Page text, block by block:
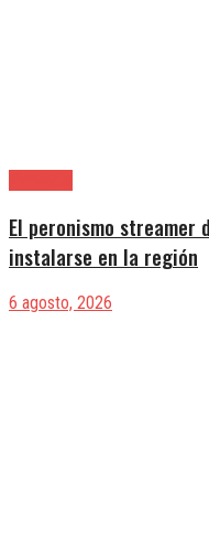
El peronismo streamer
instalarse en la región
6 agosto, 2026